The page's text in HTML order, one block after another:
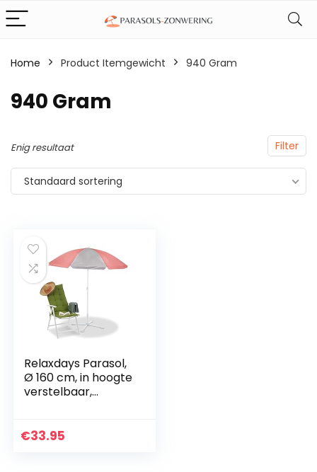
Home Product Itemgewicht ‎940 Gram
‎940 Gram
Filter
Enig resultaat
Standaard sortering
Relaxdays Parasol,
Ø 160 cm, in hoogte
verstelbaar,
polyester, staal,
€33.95